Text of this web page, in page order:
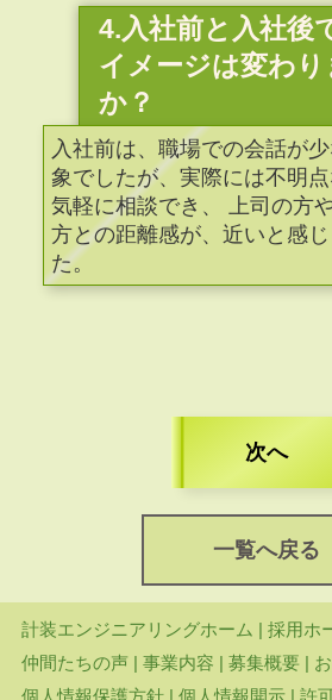
4.入社前と入社後
イメージは変わり
か？
入社前は、職場での会話が
象でしたが、実際には不明
気軽に相談でき、 上司の方
方との距離感が、近いと感じ
た。
次へ
一覧へ戻る
計装エンジニアリングホーム 採用ホ
仲間たちの声| 事業内容 募集概要|